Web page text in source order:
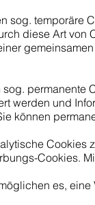
sog. temporäre
diese Art
permanente
werden und
können
Cookies
Cookies.
es,